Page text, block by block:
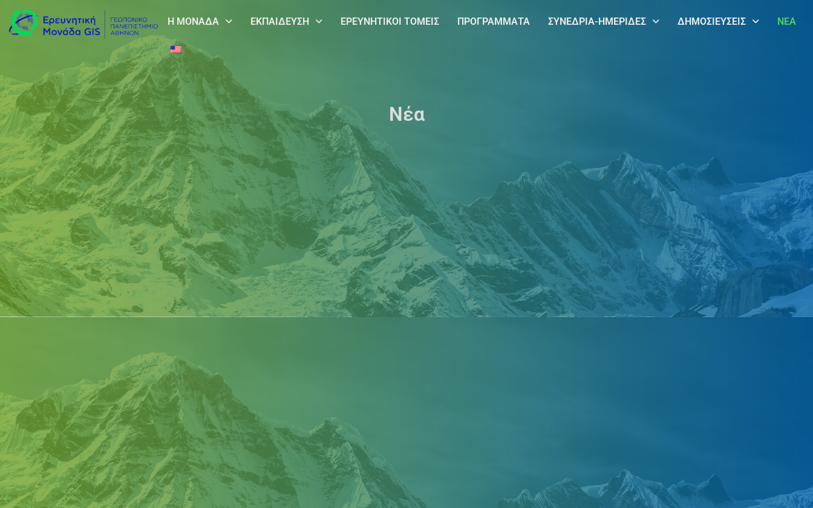
Η ΜΟΝΑΔΑ ΕΚΠΑΙΔΕΥΣΗ ΕΡΕΥΝΗΤΙΚΟΙ ΤΟΜΕΙΣ ΠΡΟΓΡΑΜΜΑΤΑ ΣΥΝΕΔΡΙΑ-ΗΜΕΡΙΔΕΣ ΔΗΜΟΣΙΕΥΣΕΙΣ ΝΕΑ
Νέα